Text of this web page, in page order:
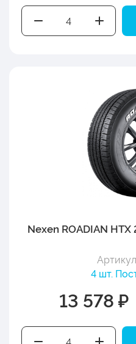
Nexen ROADIAN
4 шт.
13 578 ₽